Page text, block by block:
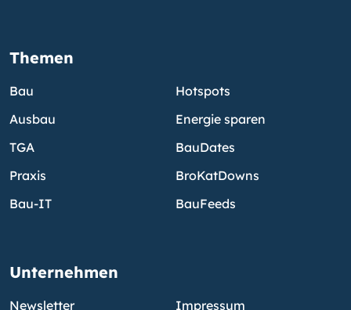
Themen
Bau
Ausbau
TGA
Praxis
Bau-IT
Hotspots
Energie sparen
BauDates
BroKatDowns
BauFeeds
Unternehmen
Newsletter Impressum